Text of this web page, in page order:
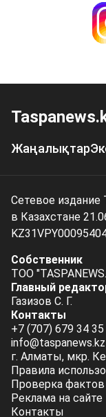
Жаңалықтар
Сетевое издание
в Казахстане
Собственник
ТОО
Главный
Газизов С. Г.
Контакты
+7 (707) 679 34 35
info@taspanews.kz
г. Алматы, мкр.
Правила
Проверка фактов
Реклама на сайте
Контакты